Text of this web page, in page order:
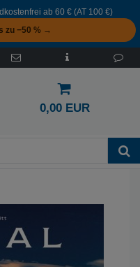
ab 60 € (AT 100 €)
zu −50 % →
0,00 EUR